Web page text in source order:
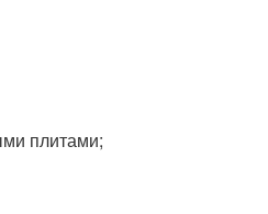
плитами;